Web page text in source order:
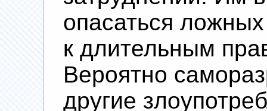
опасаться
к длительным
Вероятно
другие